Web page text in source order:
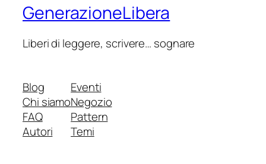
GenerazioneLibera
Liberi di leggere, scrivere… sognare
Blog
Chi siamo
FAQ
Autori
Eventi
Negozio
Pattern
Temi